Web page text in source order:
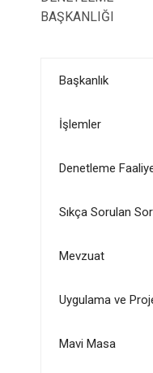
Başkanlık
İşlemler
Denetleme
Sıkça Sorulan
Mevzuat
Uygulama ve
Mavi Masa